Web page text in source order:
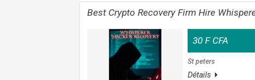
Best Crypto Recovery Firm Hire
30 F CFA
St peters
Détails